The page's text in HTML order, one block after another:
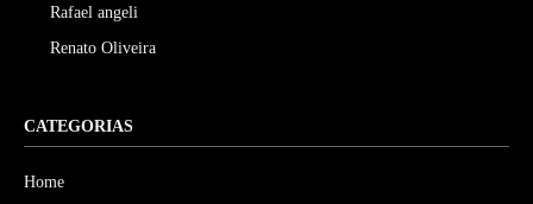
Rafael angeli
Renato Oliveira
CATEGORIAS
Home